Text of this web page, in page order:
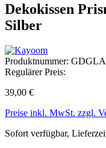
Dekokissen
Silber
Produktnummer:
Regulärer Preis:
39,00 €
Preise inkl. MwSt. zzgl.
Sofort verfügbar,